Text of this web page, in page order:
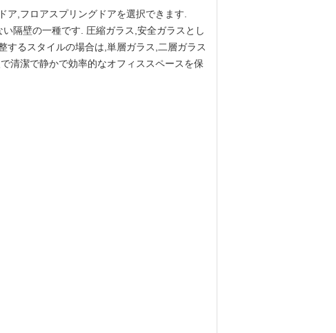
,フロアスプリングドアを選択できます.
隔壁の一種です. 圧縮ガラス,安全ガラスとし
するスタイルの場合は,単層ガラス,二層ガラス
清潔で静かで効率的なオフィススペースを保